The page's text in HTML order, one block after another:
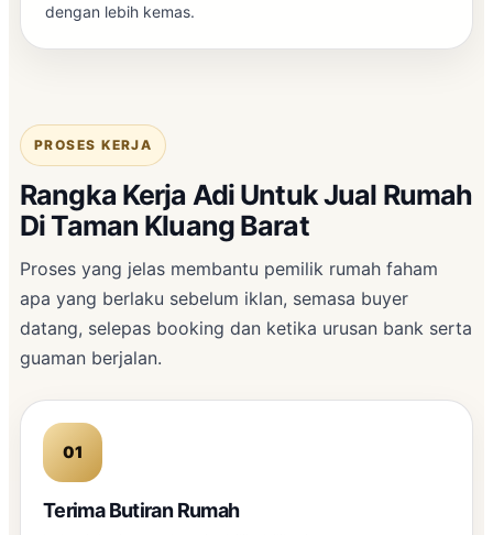
dengan lebih kemas.
PROSES KERJA
Rangka Kerja Adi Untuk Jual Rumah
Di Taman Kluang Barat
Proses yang jelas membantu pemilik rumah faham
apa yang berlaku sebelum iklan, semasa buyer
datang, selepas booking dan ketika urusan bank serta
guaman berjalan.
Terima Butiran Rumah